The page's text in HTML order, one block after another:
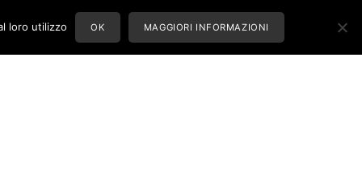
loro utilizzo OK MAGGIORI INFORMAZIONI